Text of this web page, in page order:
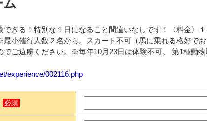
できる！特別な１日になること間違いなしです！〈料金
小催行人数２名から。スカート不可（馬に乗れる格好で
でご遠慮ください。※毎年10月23日は体験不可。 第1種動
experience/002116.php
必須